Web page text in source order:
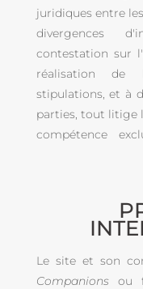
juridiques entre
divergences
contestation sur
réalisation de
stipulations, et à
parties, tout litige
compétence
Le site et son
Companionsou